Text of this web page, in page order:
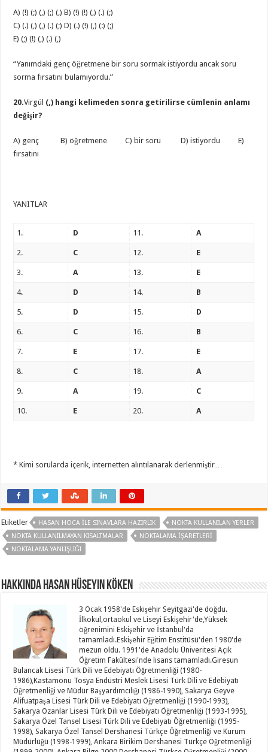
A) (!) (;) (,) (;) (,) B) (!) (!) (,) (.) (;)
C) (.) (,) (,) (.) (;) D) (.) (!) (,) (:) (;)
E) (;) (!) (,) (.) (,)
“Yanımdaki genç öğretmene bir soru sormak istiyordu ancak soru
sorma fırsatını bulamıyordu.”
20.Virgül (,) hangi kelimeden sonra getirilirse cümlenin anlamı
değişir?
A) genç B) öğretmene C) bir soru D) istiyordu E)
fırsatını
YANITLAR
1. D 11. A
2. C 12. E
3. A 13. E
4. D 14. B
5. D 15. D
6. C 16. B
7. E 17. E
8. C 18. A
9. A 19. C
10. E 20. A
* Kimi sorularda içerik, internetten alıntılanarak derlenmiştir…
Etiketler HASAN HOCA ILE SINAVLARA HAZIRLIK
NOKTA KULLANILAN YERLER
NOKTA KULLANILMAYAN KISALTMALAR
NOKTALAMA IŞARETLERI
NOKTALAMA YANLIŞLIĞI
Hakkında Hasan Hüseyin KÖKEN
3 Ocak 1958'de Eskişehir Seyitgazi'de doğdu.
İlkokul,ortaokul ve Liseyi Eskişehir'de,Yüksek
öğrenimini Eskişehir ve İstanbul'da
tamamladı.Eskişehir Eğitim Enstitüsü'den 1980'de
mezun oldu. 1991'de Anadolu Üniveritesi Açık
Öğretim Fakültesi'nde lisans tamamladı.Giresun
Bulancak Lisesi Türk Dili ve Edebiyatı Öğretmenliği (1980-
1986),Kastamonu Tosya Endüstri Meslek Lisesi Türk Dili ve Edebiyatı
Öğretmenliği ve Müdür Başyardımcılığı (1986-1990), Sakarya Geyve
Alifuatpaşa Lisesi Türk Dili ve Edebiyatı Öğretmenliği (1990-1993),
Sakarya Ozanlar Lisesi Türk Dili ve Edebiyatı Öğretmenliği (1993-1995),
Sakarya Özel Tansel Lisesi Türk Dili ve Edebiyatı Öğretmenliği (1995-
1998), Sakarya Özel Tansel Dershanesi Türkçe Öğretmenliği ve Kurum
Müdürlüğü (1998-1999), Ankara Birikim Dershanesi Türkçe Öğretmenliği